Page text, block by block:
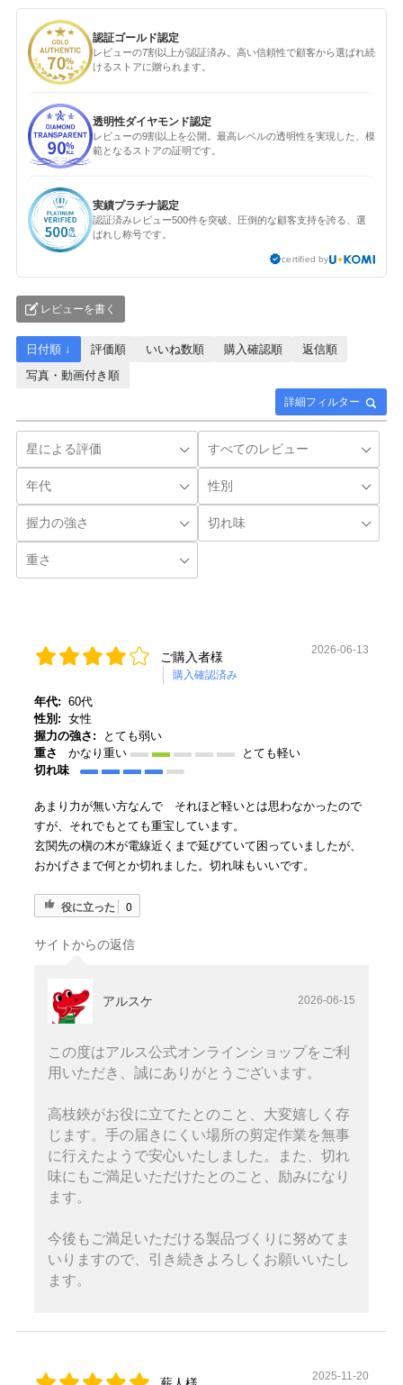
認証ゴールド認定
レビューの7割以上が認証済み。高い信頼性で顧客から選ばれ続
けるストアに贈られます。
透明性ダイヤモンド認定
レビューの9割以上を公開。最高レベルの透明性を実現した、模
範となるストアの証明です。
実績プラチナ認定
認証済みレビュー500件を突破。圧倒的な顧客支持を誇る、選
ばれし称号です。
certified by
レビューを書く
詳細フィルター
日付順 ↓ 評価順 いいね数順 購入確認順
返信順
写真・動画付き順
ご購入者様
購入確認済み
2026-06-13
年代: 60代
性別: 女性
握力の強さ:
とても弱い
重さ
かなり重い
とても軽い
切れ味
あまり力が無い方なんで それほど軽いとは思わなかったので
すが、それでもとても重宝しています。
玄関先の槇の木が電線近くまで延びていて困っていましたが、
おかげさまで何とか切れました。切れ味もいいです。
役に立った 0
サイトからの返信
アルスケ 2026-06-15
この度はアルス公式オンラインショップをご利
用いただき、誠にありがとうございます。
高枝鋏がお役に立てたとのこと、大変嬉しく存
じます。手の届きにくい場所の剪定作業を無事
に行えたようで安心いたしました。また、切れ
味にもご満足いただけたとのこと、励みになり
ます。
今後もご満足いただける製品づくりに努めてま
いりますので、引き続きよろしくお願いいたし
ます。
2025-11-20